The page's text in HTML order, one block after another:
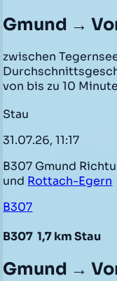
Gmund →
zwischen
von bis zu 10
Stau
31.07.26, 11:17
B307 Gmund
und Rottach-Egern
B307
B307 1,7 km Stau
Gmund →